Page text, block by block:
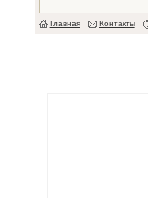
Главная Контакты